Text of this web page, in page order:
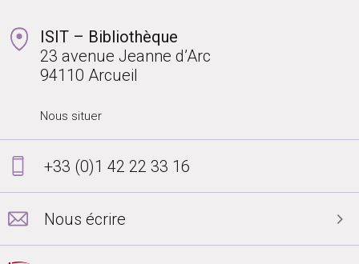
ISIT – Bibliothèque
23 avenue Jeanne d’Arc
94110 Arcueil
Nous situer
+33 (0)1 42 22 33 16
Nous écrire